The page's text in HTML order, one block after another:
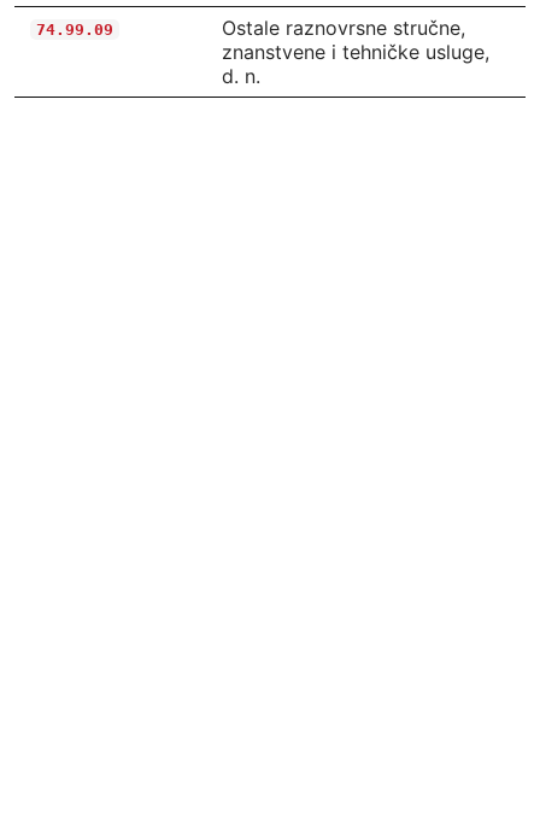
74.99.09
Ostale raznovrsne stručne,
znanstvene i tehničke usluge,
d. n.